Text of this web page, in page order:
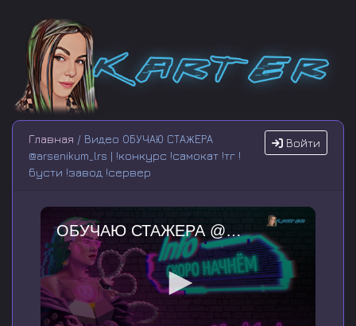
Войти
Главная / Видео ОБУЧАЮ СТАЖЕРА
@arsenikum_lrs | !конкурс !самокат !тг !
бусти !завод !сервер
ОБУЧАЮ СТАЖЕРА @arsenikum_lrs | !конкурс !самокат !тг !бусти !завод !сервер